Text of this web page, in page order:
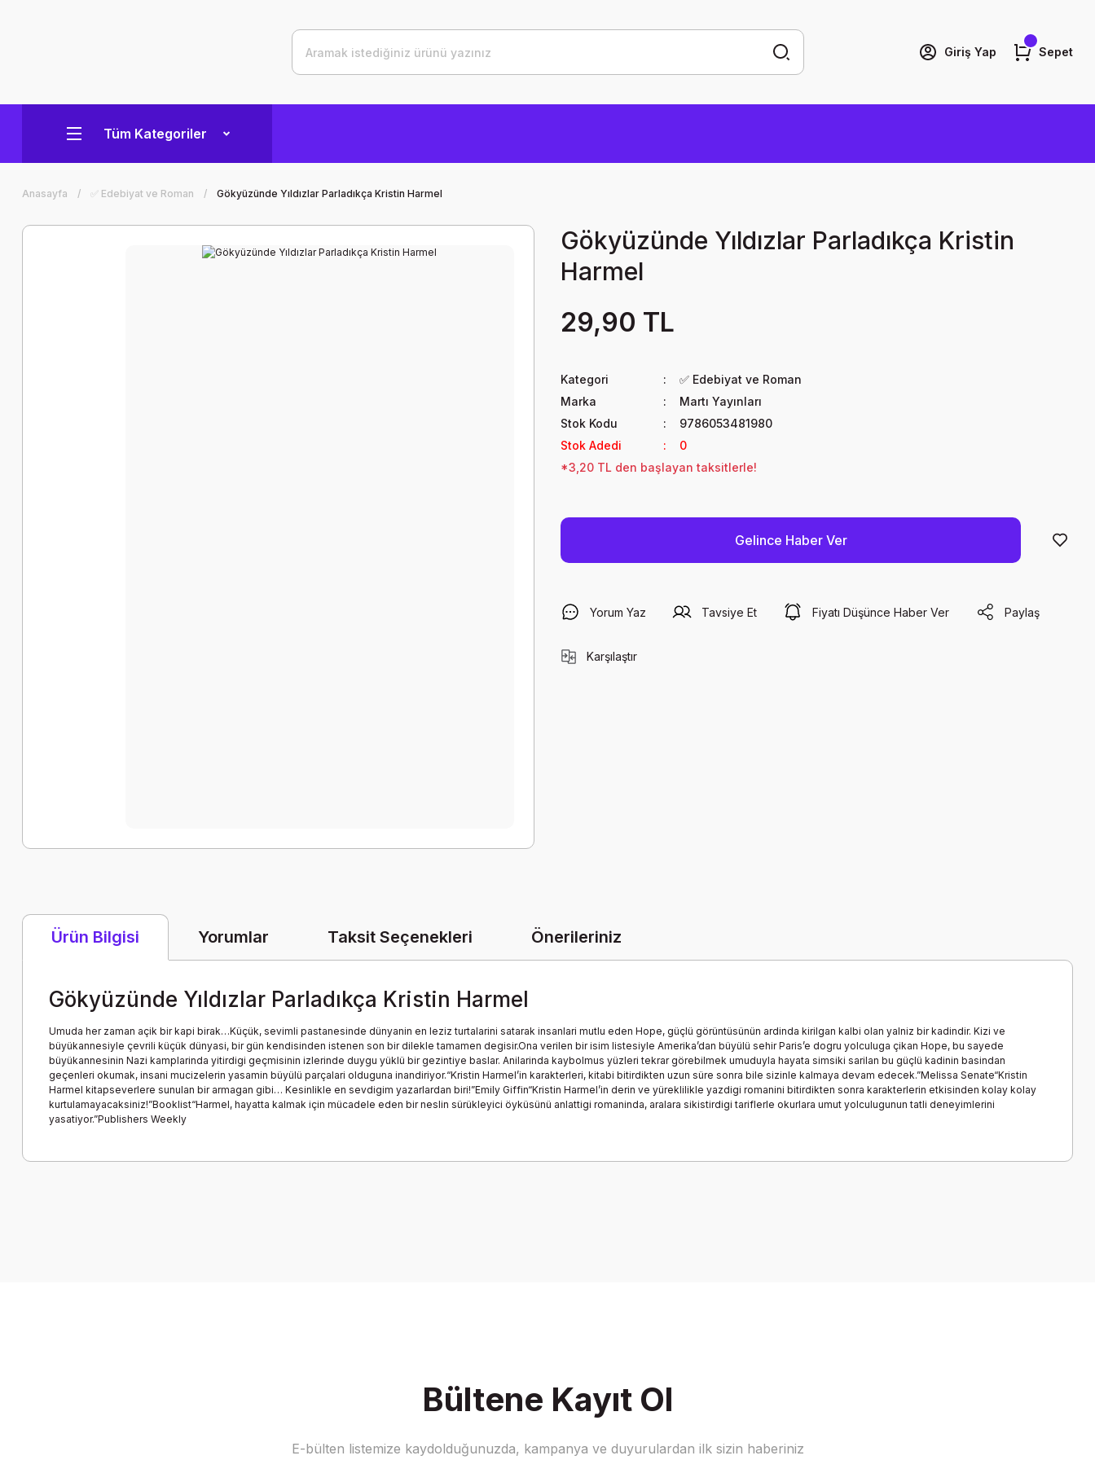
Giriş Yap Sepet
Tüm Kategoriler
Anasayfa ✅ Edebiyat ve Roman Gökyüzünde Yıldızlar Parladıkça Kristin Harmel
Gökyüzünde Yıldızlar Parladıkça Kristin
Harmel
29,90 TL
Kategori
✅ Edebiyat ve Roman
Marka
Martı Yayınları
Stok Kodu
9786053481980
Stok Adedi
0
*3,20 TL den başlayan taksitlerle!
Gelince Haber Ver
Yorum Yaz Tavsiye Et Fiyatı Düşünce Haber Ver Paylaş
Karşılaştır
Ürün Bilgisi Yorumlar Taksit Seçenekleri Önerileriniz
Gökyüzünde Yıldızlar Parladıkça Kristin Harmel
Umuda her zaman açik bir kapi birak…Küçük, sevimli pastanesinde dünyanin en leziz turtalarini satarak insanlari mutlu eden Hope, güçlü görüntüsünün ardinda kirilgan kalbi olan yalniz bir kadindir. Kizi ve
büyükannesiyle çevrili küçük dünyasi, bir gün kendisinden istenen son bir dilekle tamamen degisir.Ona verilen bir isim listesiyle Amerika’dan büyülü sehir Paris’e dogru yolculuga çikan Hope, bu sayede
büyükannesinin Nazi kamplarinda yitirdigi geçmisinin izlerinde duygu yüklü bir gezintiye baslar. Anilarinda kaybolmus yüzleri tekrar görebilmek umuduyla hayata simsiki sarilan bu güçlü kadinin basindan
geçenleri okumak, insani mucizelerin yasamin büyülü parçalari olduguna inandiriyor.“Kristin Harmel’in karakterleri, kitabi bitirdikten uzun süre sonra bile sizinle kalmaya devam edecek.”Melissa Senate“Kristin
Harmel kitapseverlere sunulan bir armagan gibi… Kesinlikle en sevdigim yazarlardan biri!”Emily Giffin“Kristin Harmel’in derin ve yüreklilikle yazdigi romanini bitirdikten sonra karakterlerin etkisinden kolay kolay
kurtulamayacaksiniz!”Booklist“Harmel, hayatta kalmak için mücadele eden bir neslin sürükleyici öyküsünü anlattigi romaninda, aralara sikistirdigi tariflerle okurlara umut yolculugunun tatli deneyimlerini
yasatiyor.”Publishers Weekly
Gönder
Bültene Kayıt Ol
E-bülten listemize kaydolduğunuzda, kampanya ve duyurulardan ilk sizin haberiniz